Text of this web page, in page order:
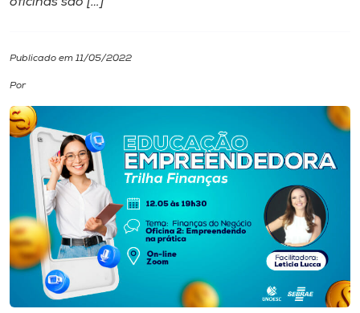
Biblioteca
Editora
Rádio
Museu
Unoesc
Store
Publicado em 11/05/2022
Por